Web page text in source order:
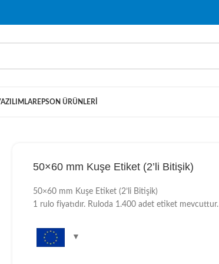
EPSON ÜRÜNLERI
50×60 mm Kuşe Etiket (2’li Bitişik)
50×60 mm Kuşe Etiket (2’li Bitişik)
1 rulo fiyatıdır. Ruloda 1.400 adet etiket mevcuttur.